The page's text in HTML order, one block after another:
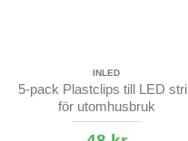
INLED
5-pack Plastclips till LED
för utomhusbruk